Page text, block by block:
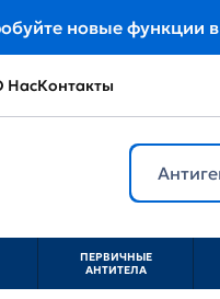
новые функции в
НасКонтакты
ПЕРВИЧНЫЕ
АНТИТЕЛА